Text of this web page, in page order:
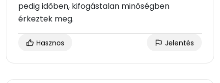
pedig időben, kifogástalan minőségben
érkeztek meg.
Hasznos Jelentés